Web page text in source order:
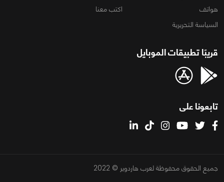
هواتف
اكتب معنا
السياسة التحريرية
قريبًا تطبيقات الموبايل
تابعونا على
جميع الحقوق محفوظة لعرب هاردوير © 2022